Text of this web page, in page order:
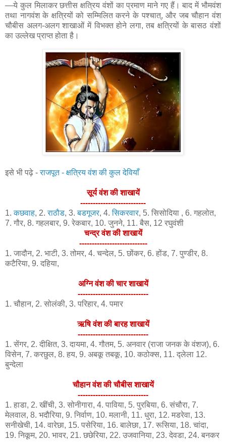
—ये कुल मिलाकर छत्तीस क्षत्रिय वंशों का प्रमाण माने गए हैं। बाद में भौमवंश
तथा नागवंश के क्षत्रियों को सम्मिलित करने के पश्चात्, और जब चौहान वंश
चौबीस अलग-अलग शाखाओं में विभक्त होने लगा, तब क्षत्रियों के बासठ वंशों
का उल्लेख प्राप्त होता है।
इसे भी पढ़े -राजपूत - क्षत्रिय वंश की कुल देवियाँ
सूर्य वंश की शाखायें
--------------------------
1.कछवाह, 2.राठौड, 3.बडगूजर, 4.सिकरवार, 5. सिसोदिया , 6. गहलोत,
7. गौर, 8. गहलबार, 9. रेकबार, 10. जुनने, 11. बैस, 12 रघुवंशी
चन्द्र वंश की शाखायें
---------------------------
1. जादौन, 2. भाटी, 3. तोमर, 4. चन्देल, 5. छोंकर, 6. होंड, 7. पुण्डीर, 8.
कटैरिया, 9. दहिया,
अग्नि वंश की चार शाखायें
----------------------------
1. चौहान, 2. सोलंकी, 3. परिहार, 4. पमार
ऋषि वंश की बारह शाखायें
----------------------------
1. सेंगर, 2. दीक्षित, 3. दायमा, 4. गौतम, 5. अनवार (राजा जनक के वंशज), 6.
विसेन, 7. करछुल, 8. हय, 9. अबकू तबकू, 10. कठोक्स, 11. द्लेला 12.
बुन्देला
चौहान वंश की चौबीस शाखायें
----------------------------
1. हाडा, 2. खींची, 3. सोनीगारा, 4. पाविया, 5. पुरबिया, 6. संचौरा, 7.
मेलवाल, 8. भदौरिया, 9. निर्वाण, 10. मलानी, 11. धुरा, 12. मडरेवा, 13.
सनीखेची, 14. वारेछा, 15. पसेरिया, 16. बालेछा, 17. रूसिया, 18. चांदा,
19. निकूम, 20. भावर, 21. छछेरिया, 22. उजवानिया, 23. देवडा, 24. बनकर